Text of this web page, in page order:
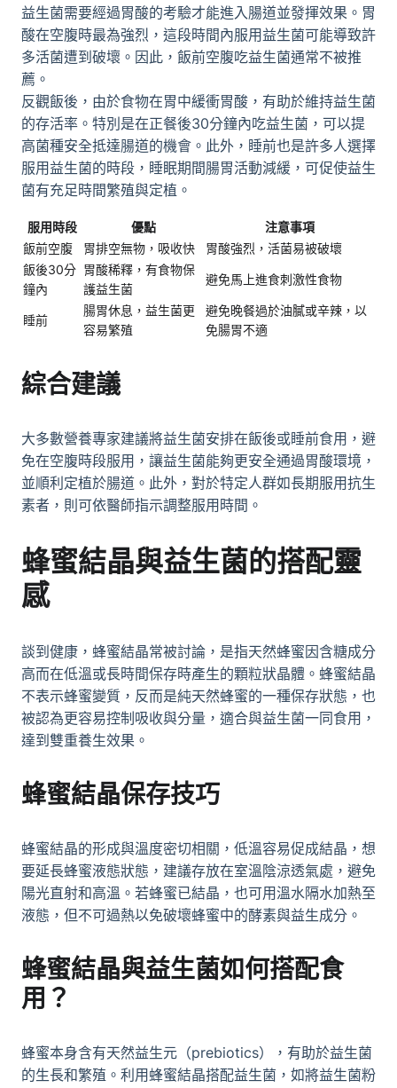
益生菌需要經過胃酸的考驗才能進入腸道並發揮效果。胃
酸在空腹時最為強烈，這段時間內服用益生菌可能導致許
多活菌遭到破壞。因此，飯前空腹吃益生菌通常不被推
薦。
反觀飯後，由於食物在胃中緩衝胃酸，有助於維持益生菌
的存活率。特別是在正餐後30分鐘內吃益生菌，可以提
高菌種安全抵達腸道的機會。此外，睡前也是許多人選擇
服用益生菌的時段，睡眠期間腸胃活動減緩，可促使益生
菌有充足時間繁殖與定植。
服用時段 優點
注意事項
飯前空腹
胃排空無物，吸收快
胃酸強烈，活菌易被破壞
飯後30分
鐘內
胃酸稀釋，有食物保
護益生菌
避免馬上進食刺激性食物
睡前
腸胃休息，益生菌更
容易繁殖
避免晚餐過於油膩或辛辣，以
免腸胃不適
綜合建議
大多數營養專家建議將益生菌安排在飯後或睡前食用，避
免在空腹時段服用，讓益生菌能夠更安全通過胃酸環境，
並順利定植於腸道。此外，對於特定人群如長期服用抗生
素者，則可依醫師指示調整服用時間。
蜂蜜結晶與益生菌的搭配靈
感
談到健康，蜂蜜結晶常被討論，是指天然蜂蜜因含糖成分
高而在低溫或長時間保存時產生的顆粒狀晶體。蜂蜜結晶
不表示蜂蜜變質，反而是純天然蜂蜜的一種保存狀態，也
被認為更容易控制吸收與分量，適合與益生菌一同食用，
達到雙重養生效果。
蜂蜜結晶保存技巧
蜂蜜結晶的形成與溫度密切相關，低溫容易促成結晶，想
要延長蜂蜜液態狀態，建議存放在室溫陰涼透氣處，避免
陽光直射和高溫。若蜂蜜已結晶，也可用溫水隔水加熱至
液態，但不可過熱以免破壞蜂蜜中的酵素與益生成分。
蜂蜜結晶與益生菌如何搭配食
用？
蜂蜜本身含有天然益生元（prebiotics），有助於益生菌
的生長和繁殖。利用蜂蜜結晶搭配益生菌，如將益生菌粉